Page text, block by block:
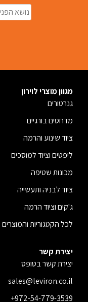
מגוון מוצרי לוירון
גנרטורים
מדחסים בורגיים
ציוד שינוע והרמה
ליפטים וציוד למוסכים
מכונות שטיפה
ציוד לבניה ותעשייה
ג'קים וציוד הרמה
לכל הקטגוריות והמוצרים
יצירת קשר
יצירת קשר בטופס
sales@leviron.co.il
+972-54-779-3539